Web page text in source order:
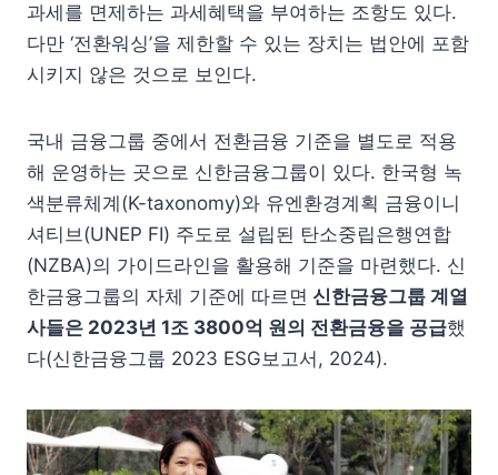
과세를 면제하는 과세혜택을 부여하는 조항도 있다.
다만 ‘전환워싱’을 제한할 수 있는 장치는 법안에 포함
시키지 않은 것으로 보인다.
국내 금융그룹 중에서 전환금융 기준을 별도로 적용
해 운영하는 곳으로 신한금융그룹이 있다. 한국형 녹
색분류체계(K-taxonomy)와 유엔환경계획 금융이니
셔티브(UNEP FI) 주도로 설립된 탄소중립은행연합
(NZBA)의 가이드라인을 활용해 기준을 마련했다. 신
한금융그룹의 자체 기준에 따르면 신한금융그룹 계열
사들은 2023년 1조 3800억 원의 전환금융을 공급했
다(신한금융그룹 2023 ESG보고서, 2024).